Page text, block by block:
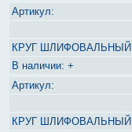
КРУГ ШЛИФОВАЛЬНЫЙ
+
КРУГ ШЛИФОВАЛЬНЫЙ